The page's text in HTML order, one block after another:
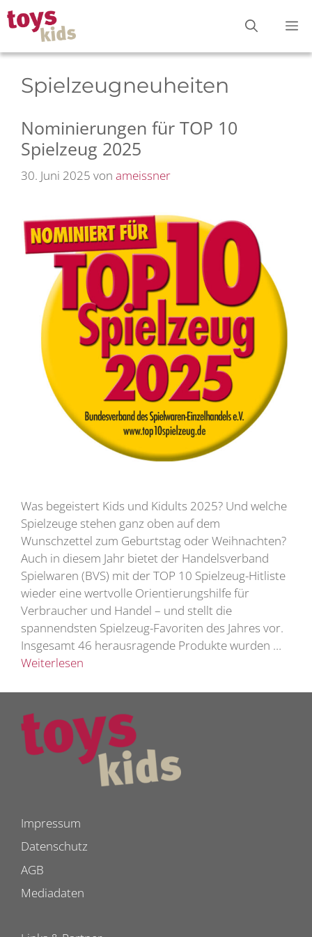
Zum
Inhalt
springen
Spielzeugneuheiten
Nominierungen für TOP 10
Spielzeug 2025
30. Juni 2025 von ameissner
Was begeistert Kids und Kidults 2025? Und welche
Spielzeuge stehen ganz oben auf dem
Wunschzettel zum Geburtstag oder Weihnachten?
Auch in diesem Jahr bietet der Handelsverband
Spielwaren (BVS) mit der TOP 10 Spielzeug-Hitliste
wieder eine wertvolle Orientierungshilfe für
Verbraucher und Handel – und stellt die
spannendsten Spielzeug-Favoriten des Jahres vor.
Insgesamt 46 herausragende Produkte wurden …
Weiterlesen
Impressum
Datenschutz
AGB
Mediadaten